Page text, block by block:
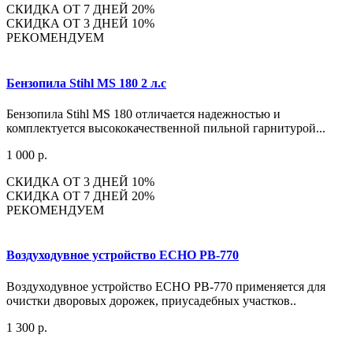
СКИДКА ОТ 7 ДНЕЙ 20%
СКИДКА ОТ 3 ДНЕЙ 10%
РЕКОМЕНДУЕМ
Бензопила Stihl MS 180 2 л.с
Бензопила Stihl MS 180 отличается надежностью и
комплектуется высококачественной пильной гарнитурой...
1 000 р.
СКИДКА ОТ 3 ДНЕЙ 10%
СКИДКА ОТ 7 ДНЕЙ 20%
РЕКОМЕНДУЕМ
Воздуходувное устройство ECHO PB-770
Воздуходувное устройство ECHO PB-770 применяется для
очистки дворовых дорожек, приусадебных участков..
1 300 р.